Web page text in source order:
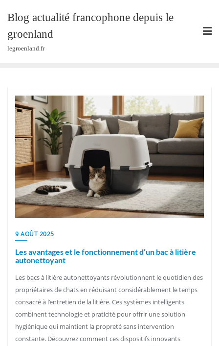
content
Blog actualité francophone depuis le
groenland
legroenland.fr
9 AOÛT 2025
Les avantages et le fonctionnement d’un bac à litière
autonettoyant
Les bacs à litière autonettoyants révolutionnent le quotidien des
propriétaires de chats en réduisant considérablement le temps
consacré à l’entretien de la litière. Ces systèmes intelligents
combinent technologie et praticité pour offrir une solution
hygiénique qui maintient la propreté sans intervention
constante. Découvrez comment ces dispositifs innovants